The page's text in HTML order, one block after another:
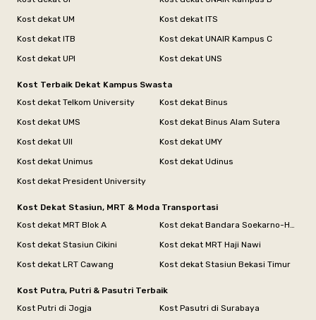
Kost dekat UM
Kost dekat ITS
Kost dekat ITB
Kost dekat UNAIR Kampus C
Kost dekat UPI
Kost dekat UNS
Kost Terbaik Dekat Kampus Swasta
Kost dekat Telkom University
Kost dekat Binus
Kost dekat UMS
Kost dekat Binus Alam Sutera
Kost dekat UII
Kost dekat UMY
Kost dekat Unimus
Kost dekat Udinus
Kost dekat President University
Kost Dekat Stasiun, MRT & Moda Transportasi
Kost dekat MRT Blok A
Kost dekat Bandara Soekarno-Hatta
Kost dekat Stasiun Cikini
Kost dekat MRT Haji Nawi
Kost dekat LRT Cawang
Kost dekat Stasiun Bekasi Timur
Kost Putra, Putri & Pasutri Terbaik
Kost Putri di Jogja
Kost Pasutri di Surabaya